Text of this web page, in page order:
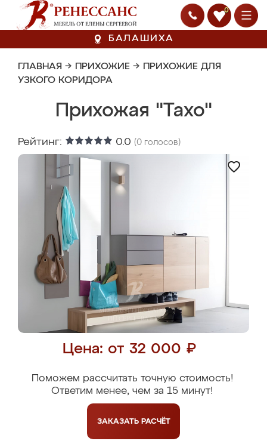
0
БАЛАШИХА
ГЛАВНАЯ → ПРИХОЖИЕ → ПРИХОЖИЕ ДЛЯ
УЗКОГО КОРИДОРА
Прихожая "Тахо"
Рейтинг: 0.0 (0 голосов)
Цена: от 32 000 ₽
Поможем рассчитать точную стоимость!
Ответим менее, чем за 15 минут!
ЗАКАЗАТЬ РАСЧЁТ